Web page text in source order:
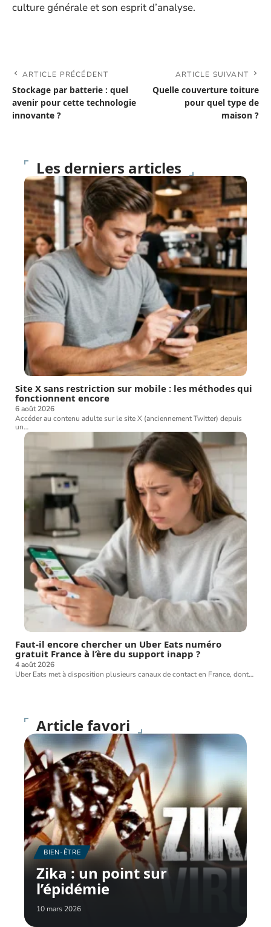
culture générale et son esprit d’analyse.
ARTICLE PRÉCÉDENT
Stockage par batterie : quel
avenir pour cette technologie
innovante ?
ARTICLE SUIVANT
Quelle couverture toiture
pour quel type de
maison ?
Les derniers articles
Site X sans restriction sur mobile : les méthodes qui
fonctionnent encore
6 août 2026
Accéder au contenu adulte sur le site X (anciennement Twitter) depuis
un…
Faut-il encore chercher un Uber Eats numéro
gratuit France à l’ère du support inapp ?
4 août 2026
Uber Eats met à disposition plusieurs canaux de contact en France, dont…
Article favori
BIEN-ÊTRE
Zika : un point sur
l’épidémie
10 mars 2026